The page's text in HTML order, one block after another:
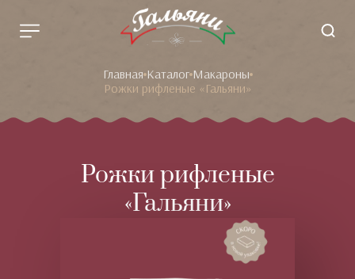
Главная Каталог Макароны
Рожки рифленые «Гальяни»
Рожки рифленые
«Гальяни»